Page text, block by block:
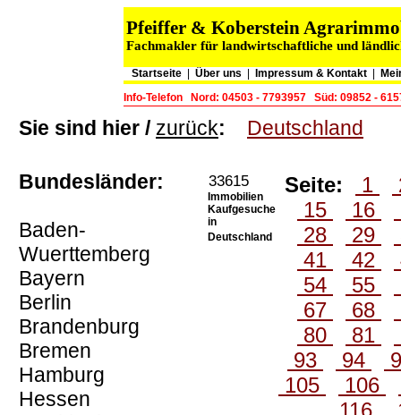
Pfeiffer & Koberstein
Fachmakler für landwirtschaftliche und
Startseite Über uns Impressum & Kontakt
Info-Telefon
Nord: 04503 - 7793957 Süd: 09852 -
Sie sind hier / zurück: Deutschland
Bundesländer:
Baden-
Wuerttemberg
Bayern
Berlin
Brandenburg
Bremen
Hamburg
Hessen
33615
Immobilien
Kaufgesuche
in
Deutschland
Seite: 1
15
16
28
29
41
42
54
55
67
68
80
81
93
94
105
106
116